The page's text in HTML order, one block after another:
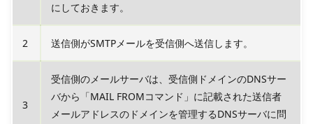
にしておきます。
2 送信側がSMTPメールを受信側へ送信します。
3
受信側のメールサーバは、受信側ドメインのDNSサー
バから「MAIL FROMコマンド」に記載された送信者
メールアドレスのドメインを管理するDNSサーバに問